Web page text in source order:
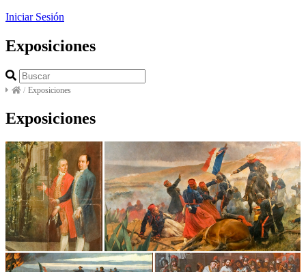
Iniciar Sesión
Exposiciones
/ Exposiciones
Exposiciones